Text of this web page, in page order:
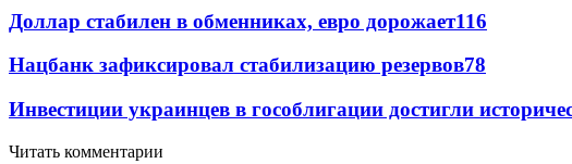
Доллар стабилен в обменниках, евро дорожает116
Нацбанк зафиксировал стабилизацию резервов78
Инвестиции украинцев в гособлигации достигли
Читать комментарии